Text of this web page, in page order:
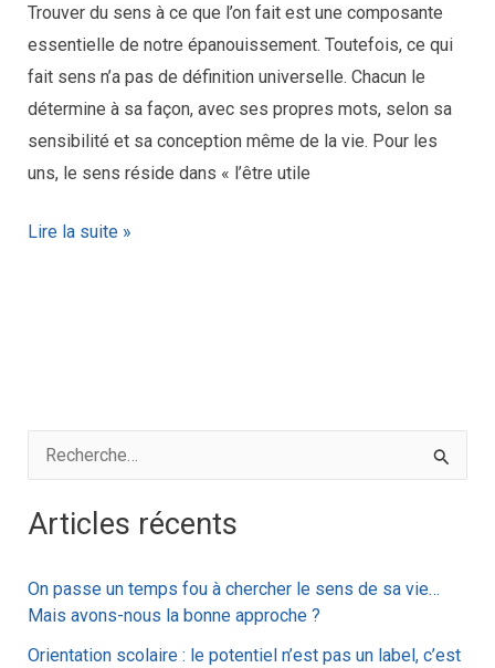
Trouver du sens à ce que l’on fait est une composante
essentielle de notre épanouissement. Toutefois, ce qui
fait sens n’a pas de définition universelle. Chacun le
détermine à sa façon, avec ses propres mots, selon sa
sensibilité et sa conception même de la vie. Pour les
uns, le sens réside dans « l’être utile
Lire la suite »
c
e
Articles récents
On passe un temps fou à chercher le sens de sa vie…
Mais avons-nous la bonne approche ?
Orientation scolaire : le potentiel n’est pas un label, c’est